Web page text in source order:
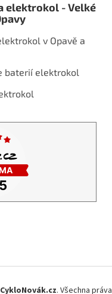
elektrokol - Velké
v Opavě a
baterií elektrokol
CykloNovák.cz. Všechna